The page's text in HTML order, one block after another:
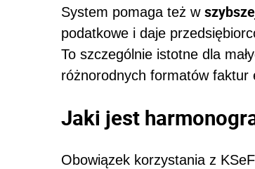
System pomaga też w
podatkowe i daje
To szczególnie istotne dla
różnorodnych formatów faktur
Jaki jest
Obowiązek korzystania z